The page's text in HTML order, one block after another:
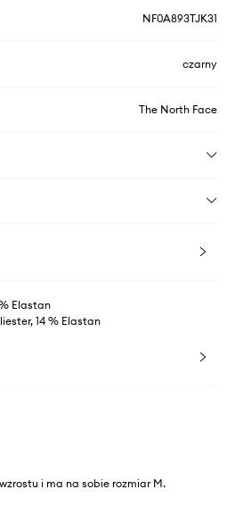
NF0A893TJK31
czarny
The North Face
Elastan
14 % Elastan
i ma na sobie rozmiar M.